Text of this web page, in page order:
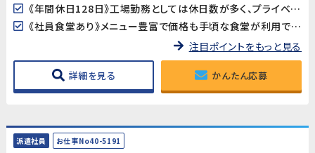
《年間休日128日》工場勤務としては休日数が多く、プライベートの時間をしっかり確保できます。
《社員食堂あり》メニュー豊富で価格も手頃な食堂が利用できます（約500円）。
注目ポイントをもっと見る
詳細を見る かんたん応募
派遣社員 お仕事No40-5191